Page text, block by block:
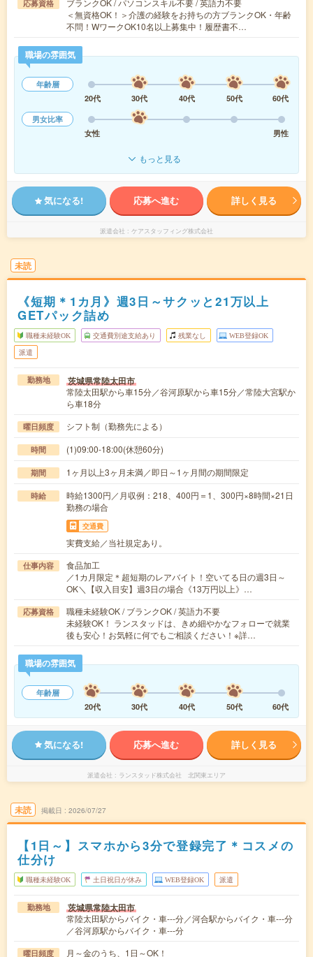
応募資格
ブランクOK / パソコンスキル不要 / 英語力不要
＜無資格OK！＞介護の経験をお持ちの方ブランクOK・年齢
不問！WワークOK10名以上募集中！履歴書不…
職場の雰囲気
年齢層
20代
30代 40代 50代
60代
男女比率
女性
男性
もっと見る
気になる! 応募へ進む 詳しく見る
派遣会社 ケアスタッフィング株式会社
未読
《短期＊1カ月》週3日～サクッと21万以上
GETパック詰め
職種未経験OK 交通費別途支給あり 残業なし WEB登録OK
派遣
勤務地 茨城県常陸太田市
常陸太田駅から車15分／谷河原駅から車15分／常陸大宮駅か
ら車18分
曜日頻度 シフト制（勤務先による）
時間 (1)09:00-18:00(休憩60分)
期間 1ヶ月以上3ヶ月未満／即日～1ヶ月間の期間限定
時給
時給1300円／月収例：218、400円＝1、300円×8時間×21日
勤務の場合
交通費
実費支給／当社規定あり。
仕事内容
食品加工
／1カ月限定＊超短期のレアバイト！空いてる日の週3日～
OK＼【収入目安】週3日の場合《13万円以上》…
応募資格
職種未経験OK / ブランクOK / 英語力不要
未経験OK！ ランスタッドは、きめ細やかなフォローで就業
後も安心！お気軽に何でもご相談ください！※詳…
職場の雰囲気
年齢層
20代
30代 40代 50代 60代
気になる! 応募へ進む 詳しく見る
派遣会社 ランスタッド株式会社 北関東エリア
未読 掲載日 2026/07/27
【1日～】スマホから3分で登録完了＊コスメの
仕分け
職種未経験OK 土日祝日が休み WEB登録OK 派遣
勤務地 茨城県常陸太田市
常陸太田駅からバイク・車---分／河合駅からバイク・車---分
／谷河原駅からバイク・車---分
曜日頻度 月～金のうち、1日～OK！